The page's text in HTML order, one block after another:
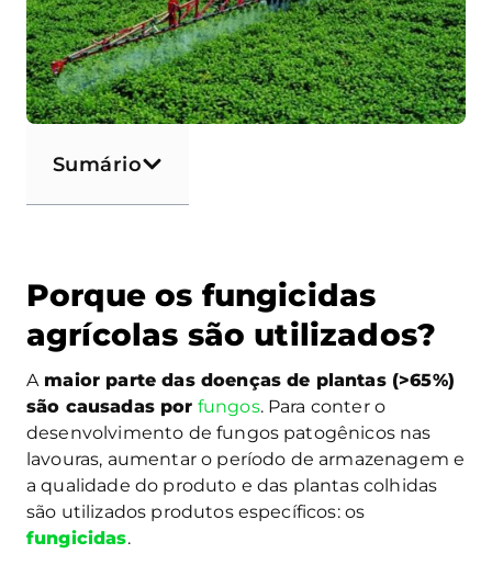
Sumário
Porque os fungicidas
agrícolas são utilizados?
Amaior parte das doenças de plantas (>65%)
são causadas por fungos. Para conter o
desenvolvimento de fungos patogênicos nas
lavouras, aumentar o período de armazenagem e
a qualidade do produto e das plantas colhidas
são utilizados produtos específicos: os
fungicidas.